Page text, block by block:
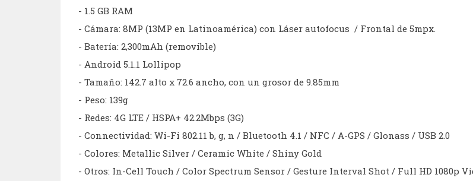
- 1.5 GB RAM
- Cámara: 8MP (13MP en Latinoamérica) con Láser autofocus / Frontal de 5mpx.
- Batería: 2,300mAh (removible)
- Android 5.1.1 Lollipop
- Tamaño: 142.7 alto x 72.6 ancho, con un grosor de 9.85mm
- Peso: 139g
- Redes: 4G LTE / HSPA+ 42.2Mbps (3G)
- Connectividad: Wi-Fi 802.11 b, g, n / Bluetooth 4.1 / NFC / A-GPS / Glonass / USB 2.0
- Colores: Metallic Silver / Ceramic White / Shiny Gold
- Otros: In-Cell Touch / Color Spectrum Sensor / Gesture Interval Shot / Full HD 1080p